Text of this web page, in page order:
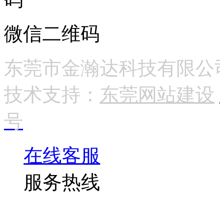
微信二维码
东莞市金瀚达科技有限
技术支持： 东莞网站建设
号
在线客服
服务热线